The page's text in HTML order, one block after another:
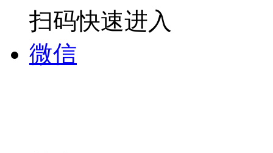
扫码快速进入
微信